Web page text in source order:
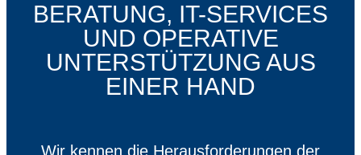
BERATUNG, IT-SERVICES
UND OPERATIVE
UNTERSTÜTZUNG AUS
EINER HAND
Wir kennen die Herausforderungen der